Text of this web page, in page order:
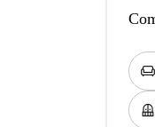
chair
balcony